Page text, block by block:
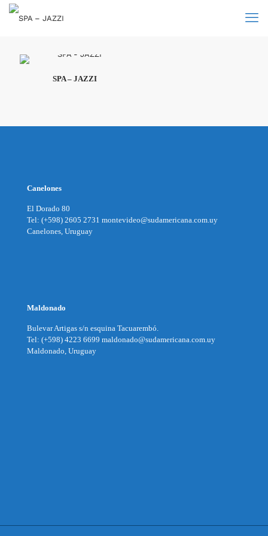
SPA – JAZZI
Canelones
El Dorado 80
Tel: (+598) 2605 2731 montevideo@sudamericana.com.uy
Canelones, Uruguay
Maldonado
Bulevar Artigas s/n esquina Tacuarembó.
Tel: (+598) 4223 6699 maldonado@sudamericana.com.uy
Maldonado, Uruguay